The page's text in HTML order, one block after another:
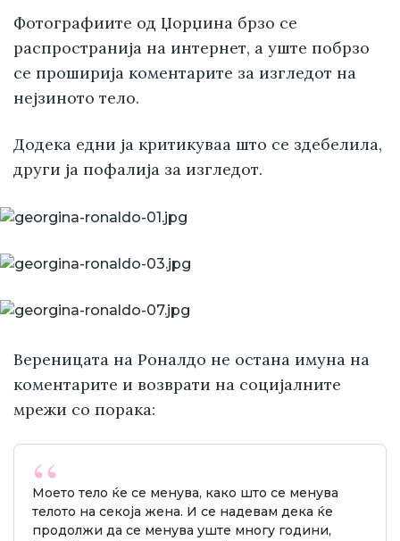
Фотографиите од Џорџина брзо се
распространија на интернет, а уште побрзо
се проширија коментарите за изгледот на
нејзиното тело.
Додека едни ја критикуваа што се здебелила,
други ја пофалија за изгледот.
Вереницата на Роналдо не остана имуна на
коментарите и возврати на социјалните
мрежи со порака:
Моето тело ќе се менува, како што се менува
телото на секоја жена. И се надевам дека ќе
продолжи да се менува уште многу години,